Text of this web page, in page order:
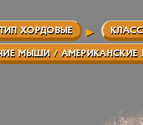
ХОРДОВЫЕ
МЫШИ / АМЕРИКАНСКИЕ